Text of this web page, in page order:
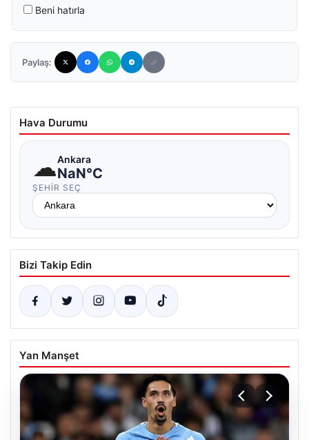
Beni hatırla
Paylaş:
Hava Durumu
☁Ankara
NaN°C
ŞEHIR SEÇ
Bizi Takip Edin
Yan Manşet